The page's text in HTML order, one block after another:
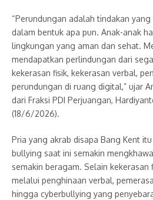
“Perundungan adalah tindakan
dalam bentuk apa pun. Anak-anak
lingkungan yang aman dan sehat.
mendapatkan perlindungan dari
kekerasan fisik, kekerasan verbal,
perundungan di ruang digital,” ujar
dari Fraksi PDI Perjuangan,
(18/6/2026).
Pria yang akrab disapa Bang Kent
bullying saat ini semakin
semakin beragam. Selain kekerasan
melalui penghinaan verbal,
hingga cyberbullying yang